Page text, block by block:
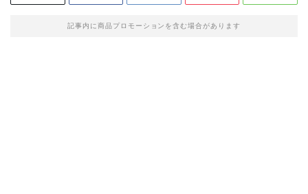
記事内に商品プロモーションを含む場合があります